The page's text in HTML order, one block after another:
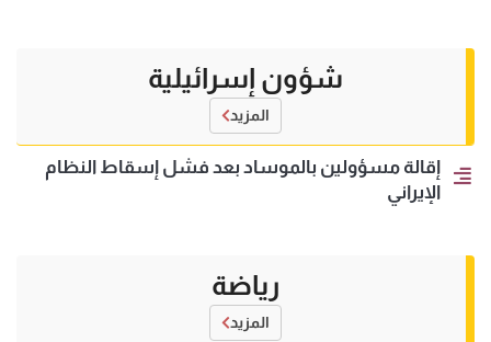
شؤون إسرائيلية
المزيد
إقالة مسؤولين بالموساد بعد فشل إسقاط النظام
الإيراني
رياضة
المزيد